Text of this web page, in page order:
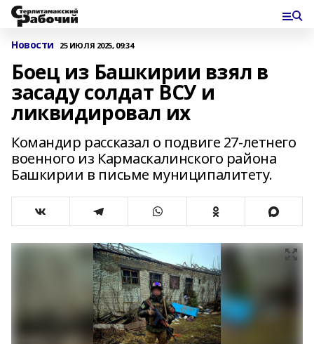
Новости 25 ИЮЛЯ 2025, 09:34
Боец из Башкирии взял в
засаду солдат ВСУ и
ликвидировал их
Командир рассказал о подвиге 27-летнего
военного из Кармаскалинского района
Башкирии в письме муниципалитету.